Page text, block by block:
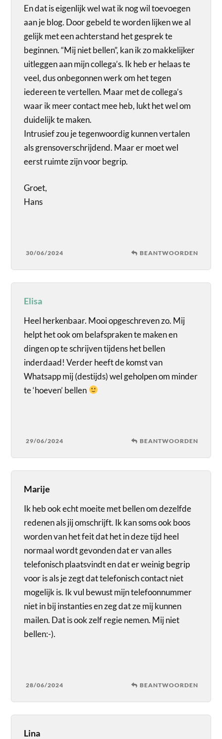
En dat is eigenlijk wel wat ik nog wil toevoegen
aan je blog. Door gebeld te worden lijken we al
gelijk met een achterstand het gesprek te
beginnen. “Mij niet bellen”, kan ik zo makkelijker
uitleggen aan mijn collega’s. Ik heb er helaas te
veel, dus onbegonnen werk om het tegen
iedereen te vertellen. Maar met de collega’s
waar ik meer contact mee heb, lukt het wel om
duidelijk te maken.
Intrusief zou je tegenwoordig kunnen vertalen
als grensoverschrijdend. Maar er moet wel
eerst ruimte zijn voor begrip.
Groet,
Hans
30/06/2024 BEANTWOORDEN
Elisa
Heel herkenbaar. Mooi opgeschreven zo. Mij
helpt het ook om belafspraken te maken en
dingen op te schrijven tijdens het bellen
inderdaad! Verder heeft de komst van
Whatsapp mij (destijds) wel geholpen om minder
te ‘hoeven’ bellen
29/06/2024 BEANTWOORDEN
Marije
Ik heb ook echt moeite met bellen om dezelfde
redenen als jij omschrijft. Ik kan soms ook boos
worden van het feit dat het in deze tijd heel
normaal wordt gevonden dat er van alles
telefonisch plaatsvindt en dat er weinig begrip
voor is als je zegt dat telefonisch contact niet
mogelijk is. Ik vul bewust mijn telefoonnummer
niet in bij instanties en zeg dat ze mij kunnen
mailen. Dat is ook zelf regie nemen. Mij niet
bellen:-).
28/06/2024 BEANTWOORDEN
Lina